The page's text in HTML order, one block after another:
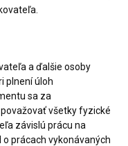
a ďalšie osoby
plnení úloh
sa za
všetky fyzické
závislú prácu na
prácach vykonávaných